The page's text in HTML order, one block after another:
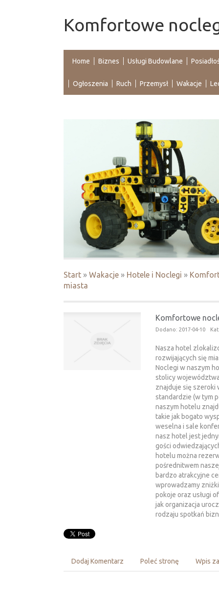
Komfortowe
Home Biznes Usługi Budowlane
Ogłoszenia Ruch Przemysł Wakacje
Start » Wakacje » Hotele i Noclegi »
miasta
Komfortowe
Dodano: 2017-04-10
Nasza hotel
rozwijających się
Noclegi w naszym
stolicy
znajduje się szeroki
standardzie (w tym
naszym hotelu
takie jak bogato
weselna i sale
nasz hotel jest
gości
hotelu można
pośrednitwem
bardzo atrakcyjne
wprowadzamy
pokoje oraz usługi
jak organizacja
rodzaju spotkań
Dodaj Komentarz Poleć stronę Wpis